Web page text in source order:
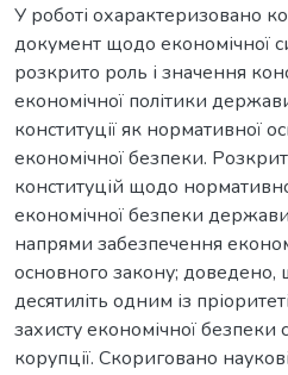
У роботі охарактеризовано
документ щодо економічної
розкрито роль і значення
економічної політики
конституції як нормативної
економічної безпеки.
конституцій щодо
економічної безпеки
напрями забезпечення
основного закону; доведено,
десятиліть одним із
захисту економічної безпеки
корупції. Скориговано